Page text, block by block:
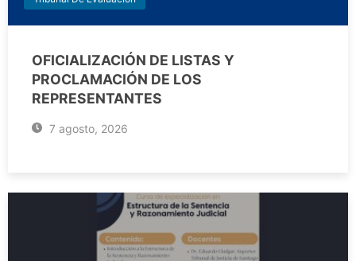
OFICIALIZACIÓN DE LISTAS Y
PROCLAMACIÓN DE LOS
REPRESENTANTES
7 agosto, 2026